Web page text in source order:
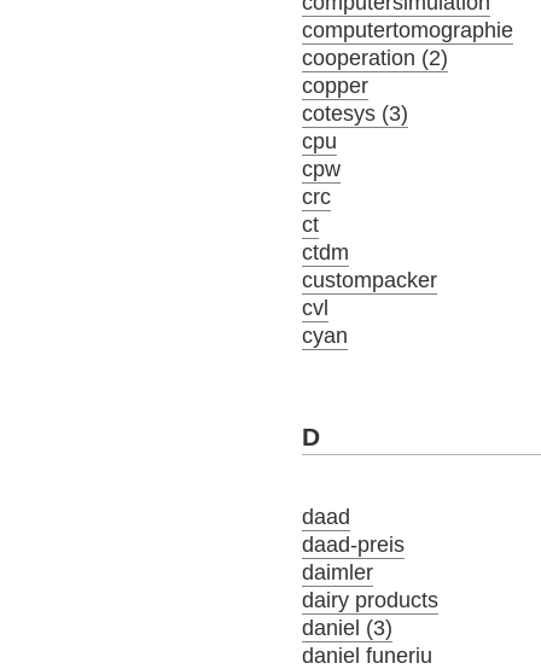
computertomographie
cooperation (2)
copper
cotesys (3)
cpu
cpw
crc
ct
ctdm
custompacker
cvl
cyan
D
daad
daad-preis
daimler
dairy products
daniel (3)
daniel funeriu